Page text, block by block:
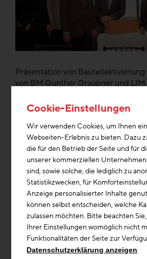
Präsentation von
von BM Gunther Graupner und LIM
Salletmaier vom Land Salzburg.
2015 ist es gelungen, dass das
Bauforschung in ein internationales
von AlpHouse Centern
erhoffen uns dadurch, der
auch auf dieser Ebene der
Stimme zu geben,
Problemstellungen zu sein und
Forschungsthemen zu finden.“ hält
Rosenberger von der
Das Projekt AlpBC (Alpine Building
überregionale Initiative, mit dem
Wirtschaftskreisläufe und
Cookie-Einstellungen
Wir verwenden Cookies, um Ihnen
Webseiten-Erlebnis zu bieten. Dazu
die für den Betrieb der Seite und für
unserer kommerziellen
sind, sowie solche, die lediglich zu
Statistikzwecken, für
Anzeige personalisierter Inhalte
können selbst entscheiden, welche
zulassen möchten. Bitte beachten Sie,
Ihrer Einstellungen womöglich nicht
Funktionalitäten der Seite zur
Datenschutzerklärung anzeigen